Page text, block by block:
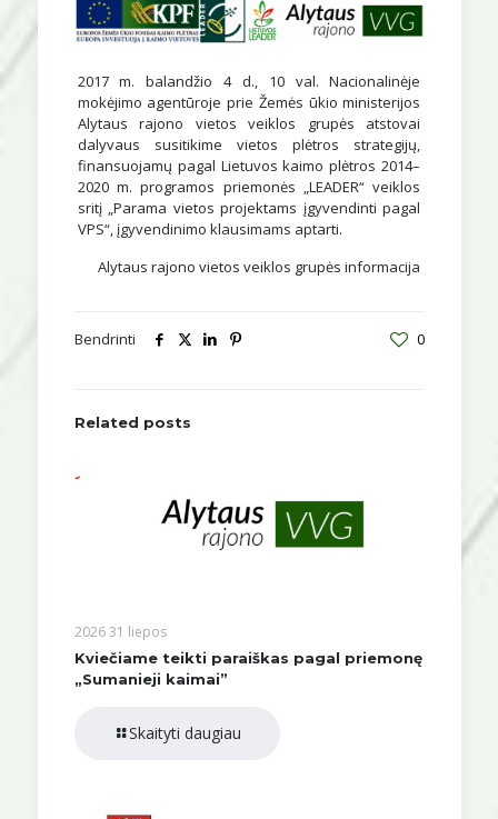
2017 m. balandžio 4 d., 10 val. Nacionalinėje
mokėjimo agentūroje prie Žemės ūkio ministerijos
Alytaus rajono vietos veiklos grupės atstovai
dalyvaus susitikime vietos plėtros strategijų,
finansuojamų pagal Lietuvos kaimo plėtros 2014–
2020 m. programos priemonės „LEADER“ veiklos
sritį „Parama vietos projektams įgyvendinti pagal
VPS“, įgyvendinimo klausimams aptarti.
Alytaus rajono vietos veiklos grupės informacija
Bendrinti 0
Related posts
2026 31 liepos
Kviečiame teikti paraiškas pagal priemonę
„Sumanieji kaimai”
Skaityti daugiau